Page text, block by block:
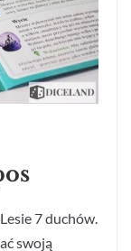
7 duchów.
swoją